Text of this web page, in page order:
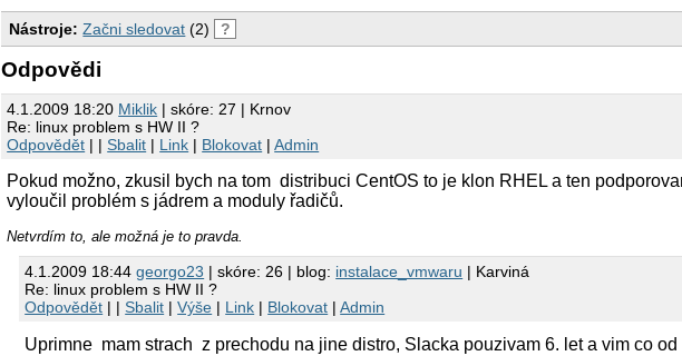
Nástroje: Začni sledovat (2) ?
Odpovědi
4.1.2009 18:20 Miklik | skóre: 27 | Krnov
Re: linux problem s HW II ?
Odpovědět | |Sbalit | Link | Blokovat |Admin
Pokud možno, zkusil bych na tom distribuci CentOS to je klon RHEL a ten
vyloučil problém s jádrem a moduly řadičů.
Netvrdím to, ale možná je to pravda.
4.1.2009 18:44georgo23 | skóre: 26 | blog: instalace_vmwaru | Karviná
Re: linux problem s HW II ?
Odpovědět | |Sbalit |Výše | Link | Blokovat |Admin
Uprimne mam strach z prechodu na jine distro, Slacka pouzivam 6. let a vim co